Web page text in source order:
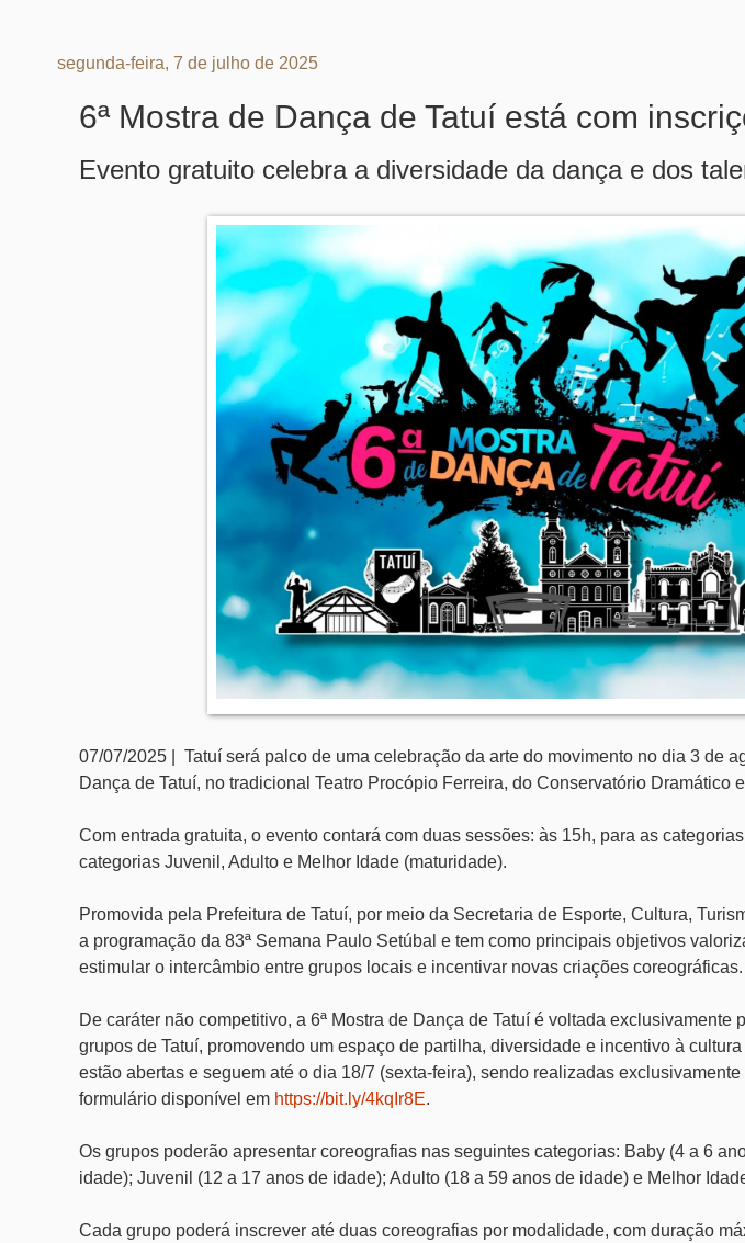
segunda-feira, 7 de julho de 2025
6ª Mostra de Dança de Tatuí está com
Evento gratuito celebra a diversidade da dança e dos
07/07/2025 | Tatuí será palco de uma celebração da arte do movimento no dia 3 de
Dança de Tatuí, no tradicional Teatro Procópio Ferreira, do Conservatório Dramático
Com entrada gratuita, o evento contará com duas sessões: às 15h, para as
categorias Juvenil, Adulto e Melhor Idade (maturidade).
Promovida pela Prefeitura de Tatuí, por meio da Secretaria de Esporte, Cultura,
a programação da 83ª Semana Paulo Setúbal e tem como principais objetivos
estimular o intercâmbio entre grupos locais e incentivar novas criações coreográficas.
De caráter não competitivo, a 6ª Mostra de Dança de Tatuí é voltada
grupos de Tatuí, promovendo um espaço de partilha, diversidade e incentivo à
estão abertas e seguem até o dia 18/7 (sexta-feira), sendo realizadas
formulário disponível em https://bit.ly/4kqIr8E.
Os grupos poderão apresentar coreografias nas seguintes categorias: Baby (4 a 6
idade); Juvenil (12 a 17 anos de idade); Adulto (18 a 59 anos de idade) e Melhor
Cada grupo poderá inscrever até duas coreografias por modalidade, com duração